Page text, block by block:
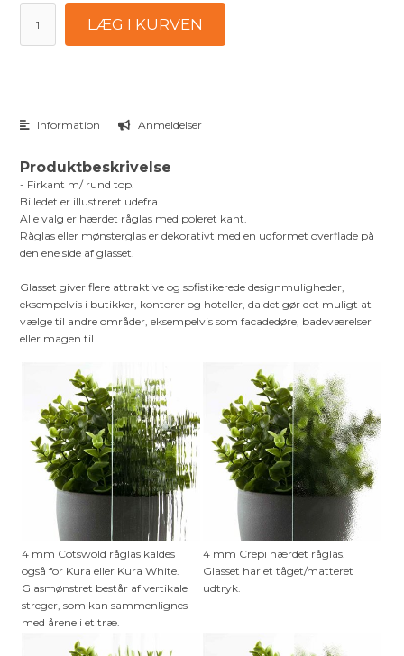
LÆG I KURVEN
Information Anmeldelser
Produktbeskrivelse
- Firkant m/ rund top.
Billedet er illustreret udefra.
Alle valg er hærdet råglas med poleret kant.
Råglas eller mønsterglas er dekorativt med en udformet overflade på
den ene side af glasset.
Glasset giver flere attraktive og sofistikerede designmuligheder,
eksempelvis i butikker, kontorer og hoteller, da det gør det muligt at
vælge til andre områder, eksempelvis som facadedøre, badeværelser
eller magen til.
4 mm Cotswold råglas kaldes
også for Kura eller Kura White.
Glasmønstret består af vertikale
streger, som kan sammenlignes
med årene i et træ.
4 mm Crepi hærdet råglas.
Glasset har et tåget/matteret
udtryk.